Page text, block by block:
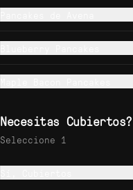
Necesitas Cubiertos?
Seleccione 1